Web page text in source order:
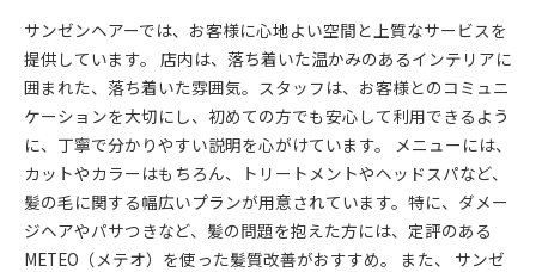
サンゼンヘアーでは、お客様に心地よい空間と上質なサービスを
提供しています。 店内は、落ち着いた温かみのあるインテリアに
囲まれた、落ち着いた雰囲気。スタッフは、お客様とのコミュニ
ケーションを大切にし、初めての方でも安心して利用できるよう
に、丁寧で分かりやすい説明を心がけています。 メニューには、
カットやカラーはもちろん、トリートメントやヘッドスパなど、
髪の毛に関する幅広いプランが用意されています。特に、ダメー
ジヘアやパサつきなど、髪の問題を抱えた方には、定評のある
METEO（メテオ）を使った髪質改善がおすすめ。 また、 サンゼ